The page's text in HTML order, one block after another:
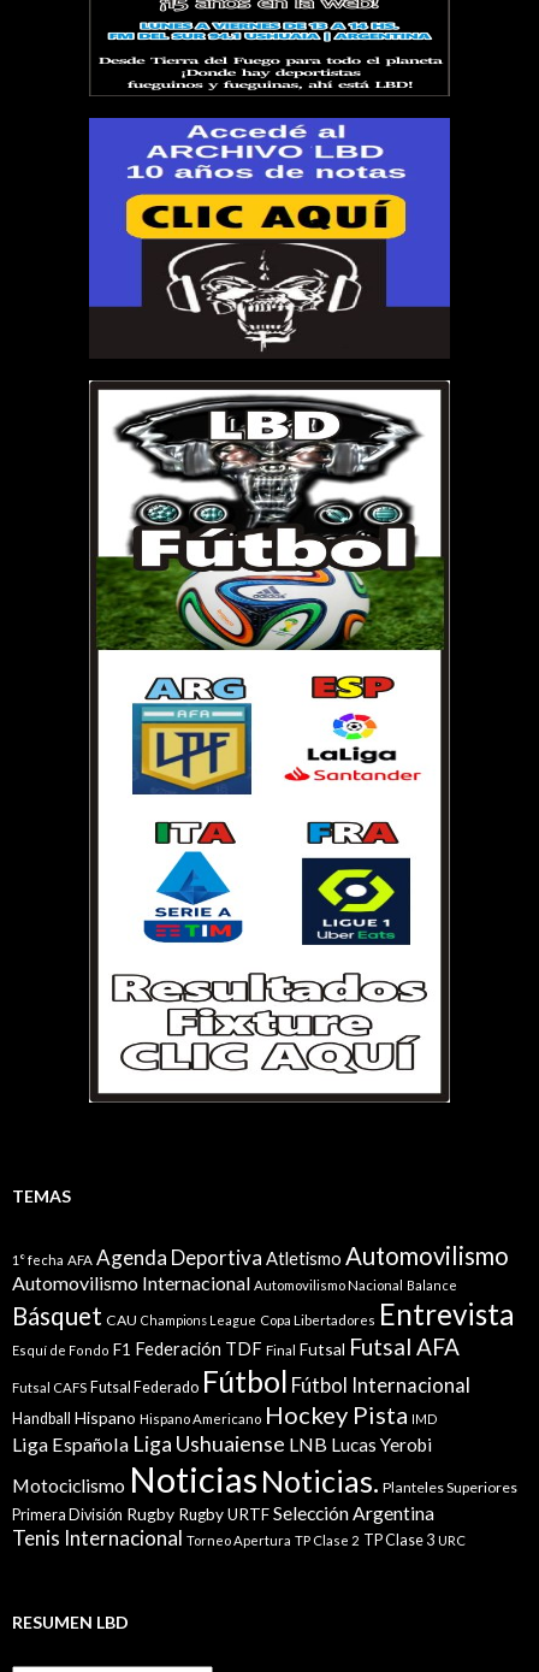
TEMAS
1° fecha AFA Agenda Deportiva Atletismo Automovilismo
Automovilismo Internacional Automovilismo Nacional Balance
Básquet CAU Champions League Copa Libertadores Entrevista
Esquí de Fondo F1 Federación TDF Final Futsal Futsal AFA
Futsal CAFS Futsal Federado Fútbol Fútbol Internacional
Handball Hispano Hispano Americano Hockey Pista IMD
Liga Española Liga Ushuaiense LNB Lucas Yerobi
Motociclismo Noticias Noticias. Planteles Superiores
Primera División Rugby Rugby URTFSelección Argentina
Tenis Internacional Torneo Apertura TP Clase 2 TP Clase 3 URC
RESUMEN LBD